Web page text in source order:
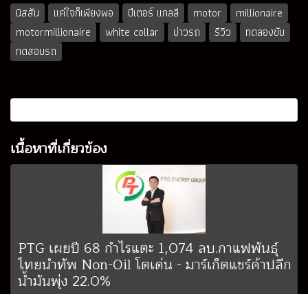
นิสสัน แค่ใจก็เพียงพอ ปีเตอร์ แกลลี motor
millionaire
motormillionaire
white collar ข่าวรถ รีวิว
ทดลองขับ
ทดสอบรถ
เนื้อหาที่เกี่ยวข้อง
PTG เผยปี 68 กำไรแตะ 1,074 ลบ.กาแฟพันธุ์
ไทยนำทัพ Non-Oil โตเด่น - มาร์เก็ตแชร์ค้าปลีก
น้ำมันพุ่ง 22.0%